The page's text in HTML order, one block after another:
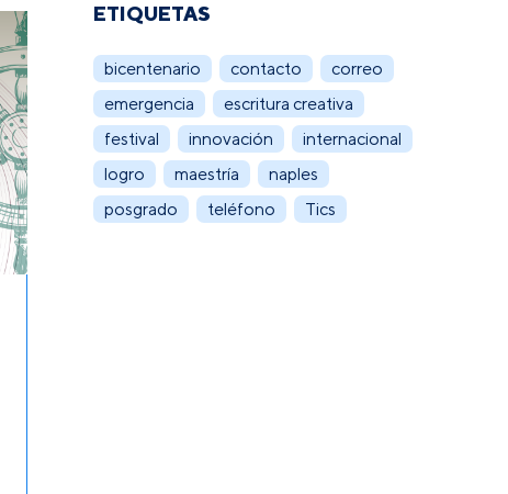
ETIQUETAS
bicentenario contacto
correo
emergencia
escritura creativa
festival
innovación
internacional
logro
maestría
naples
posgrado
teléfono Tics